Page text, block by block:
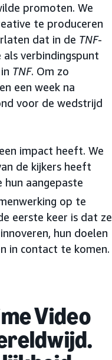
promoten. We
te produceren
dat in de TNF-
verbindingspunt
TNF. Om zo
een week na
voor de wedstrijd
impact heeft. We
de kijkers heeft
hun aangepaste
op te
eerste keer is dat ze
hun doelen
in contact te komen.
Video